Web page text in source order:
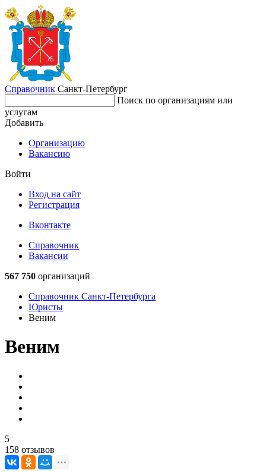
Справочник Санкт-Петербург
Поиск по организациям или
услугам
Добавить
Организацию
Вакансию
Войти
Вход на сайт
Регистрация
Вконтакте
Справочник
Вакансии
567 750 организаций
Справочник Санкт-Петербурга
Юристы
Веним
Веним
5
158 отзывов